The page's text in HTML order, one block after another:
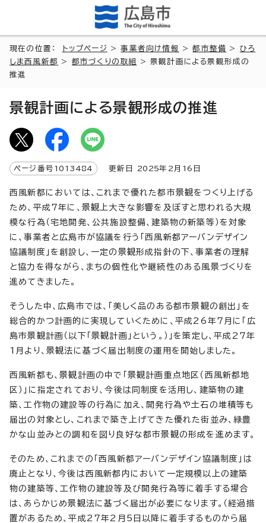
現在の位置： トップページ >事業者向け情報 >都市整備 > ひろ
しま西風新都
> 都市づくりの取組
> 景観計画による景観形成の
推進
景観計画による景観形成の推進
ページ番号 1013484 更新日 2025年2月 16 日
西風新都においては、これまで優れた都市景観をつくり上げる
ため、平成7年に、景観上大きな影響を及ぼすと思われる大規
模な行為（宅地開発、公共施設整備、建築物の新築等）を対象
に、事業者と広島市が協議を行う「西風新都アーバンデザイン
協議制度」を創設し、一定の景観形成指針の下、事業者の理解
と協力を得ながら、まちの個性化や継続性のある風景づくりを
進めてきました。
そうした中、広島市では、「美しく品のある都市景観の創出」を
総合的かつ計画的に実現していくために、平成26年7月に「広
島市景観計画（以下「景観計画」という。）」を策定し、平成27年
1月より、景観法に基づく届出制度の運用を開始しました。
西風新都も、景観計画の中で「景観計画重点地区（西風新都地
区）」に指定されており、今後は同制度を活用し、建築物の建
築、工作物の建設等の行為に加え、開発行為や土石の堆積等も
届出の対象とし、これまで築き上げてきた優れた街並み、緑豊
かな山並みとの調和を図り良好な都市景観の形成を進めます。
そのため、これまでの「西風新都アーバンデザイン協議制度」は
廃止となり、今後は西風新都内において一定規模以上の建築
物の建築等、工作物の建設等及び開発行為等に着手する場合
は、あらかじめ景観法に基づく届出が必要になります。（経過措
置があるため、平成27年2月5日以降に着手するものから届